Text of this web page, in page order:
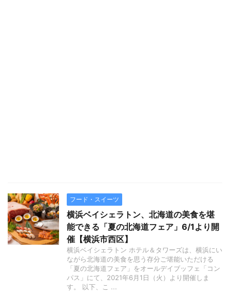
フード・スイーツ
横浜ベイシェラトン、北海道の美食を堪
能できる「夏の北海道フェア」6/1より開
催【横浜市西区】
横浜ベイシェラトン ホテル＆タワーズは、横浜にい
ながら北海道の美食を思う存分ご堪能いただける
「夏の北海道フェア」をオールデイブッフェ「コン
パス」にて、2021年6月1日（火）より開催しま
す。 以下、こ ...